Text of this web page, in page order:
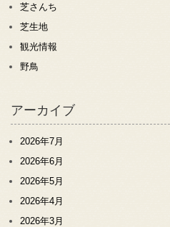
芝さんち
芝生地
観光情報
野鳥
アーカイブ
2026年7月
2026年6月
2026年5月
2026年4月
2026年3月